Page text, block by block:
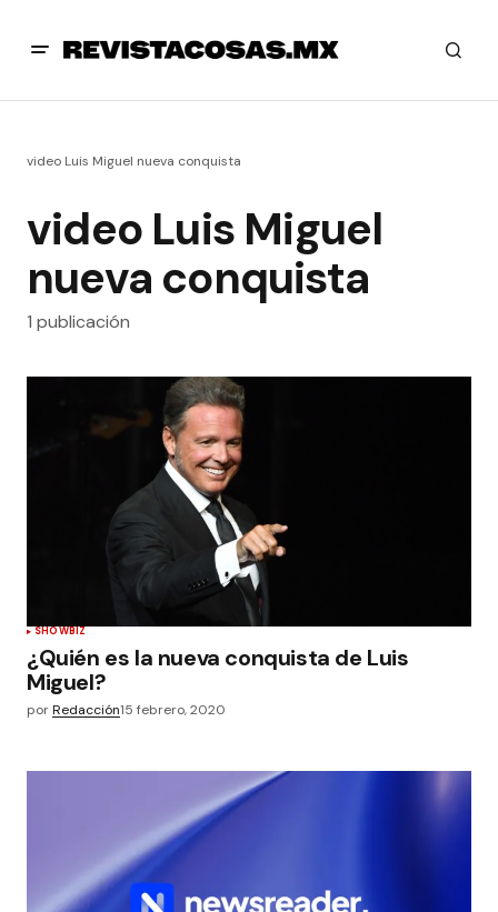
video Luis Miguel nueva conquista
video Luis Miguel
nueva conquista
1 publicación
SHOWBIZ
¿Quién es la nueva conquista de Luis
Miguel?
porRedacción15 febrero, 2020